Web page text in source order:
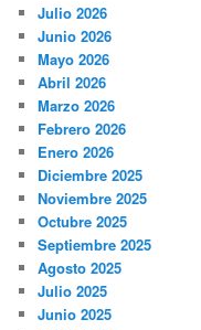
Julio 2026
Junio 2026
Mayo 2026
Abril 2026
Marzo 2026
Febrero 2026
Enero 2026
Diciembre 2025
Noviembre 2025
Octubre 2025
Septiembre 2025
Agosto 2025
Julio 2025
Junio 2025